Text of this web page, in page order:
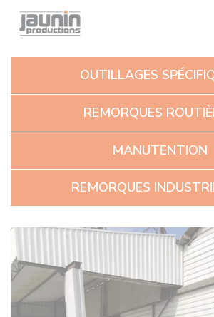
OUTILLAGES
REMORQUES
MANUTENTION
REMORQUES